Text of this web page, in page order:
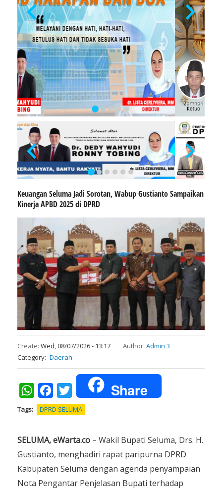
Keuangan Seluma Jadi Sorotan, Wabup Gustianto Sampaikan
Kinerja APBD 2025 di DPRD
Create: Wed, 08/07/2026 - 13:17 Author: Admin 3
Category Daerah
WhatsAppFacebookTwitter Share
Tags DPRD SELUMA
SELUMA, eWarta.co – Wakil Bupati Seluma, Drs. H.
Gustianto, menghadiri rapat paripurna DPRD
Kabupaten Seluma dengan agenda penyampaian
Nota Pengantar Penjelasan Bupati terhadap